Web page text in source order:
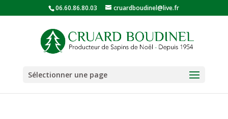
06.60.86.80.03 cruardboudinel@live.fr
Sélectionner une page